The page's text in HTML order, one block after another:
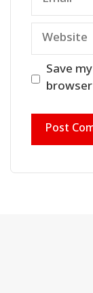
Website
Save